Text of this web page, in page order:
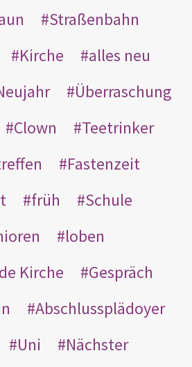
Straßenbahn
Kirche
alles neu
Überraschung
Clown
Teetrinker
Fastenzeit
früh
Schule
loben
Kirche
Gespräch
Abschlussplädoyer
Uni
Nächster